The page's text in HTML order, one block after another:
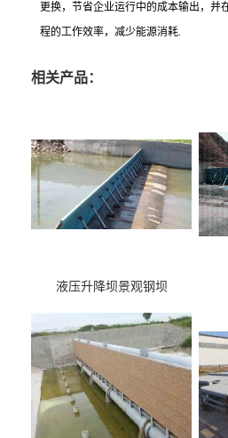
更换，节省企业运行中的成本输出，并
程的工作效率，减少能源消耗.
相关产品：
液压升降坝景观钢坝